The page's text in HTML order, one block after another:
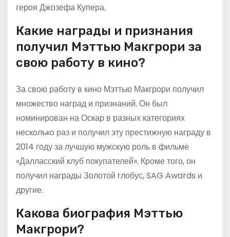
героя Джозефа Купера.
Какие награды и признания
получил Мэттью Макгрори за
свою работу в кино?
За свою работу в кино Мэттью Макгрори получил
множество наград и признаний. Он был
номинирован на Оскар в разных категориях
несколько раз и получил эту престижную награду в
2014 году за лучшую мужскую роль в фильме
«Далласский клуб покупателей». Кроме того, он
получил награды Золотой глобус, SAG Awards и
другие.
Какова биография Мэттью
Макгрори?